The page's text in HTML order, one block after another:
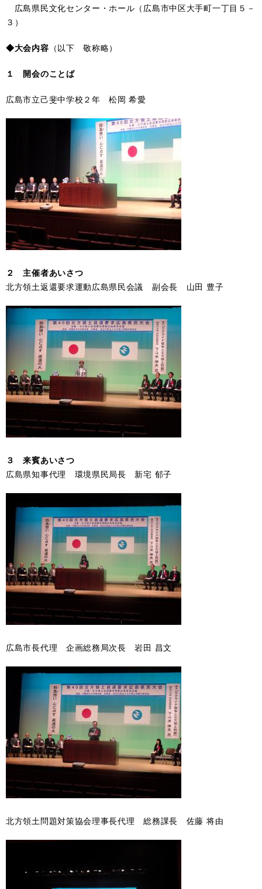
広島県民文化センター・ホール（広島市中区大手町一丁目５－
３）
◆大会内容 （以下 敬称略）
１ 開会のことば
広島市立己斐中学校２年 松岡 希愛
２ 主催者あいさつ
北方領土返還要求運動広島県民会議 副会長 山田 豊子
３ 来賓あいさつ
広島県知事代理 環境県民局長 新宅 郁子
広島市長代理 企画総務局次長 岩田 昌文
北方領土問題対策協会理事長代理 総務課長 佐藤 将由